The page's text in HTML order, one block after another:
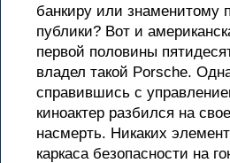
банкиру или знаменитому
публики? Вот и
первой половины
владел такой Porsche.
справившись с
киноактер разбился на
насмерть. Никаких
каркаса безопасности на